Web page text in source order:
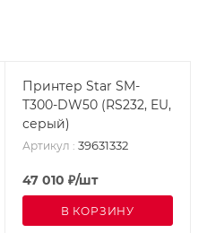
Принтер Star SM-
T300-DW50 (RS232, EU,
серый)
Артикул : 39631332
47 010 ₽/шт
В КОРЗИНУ